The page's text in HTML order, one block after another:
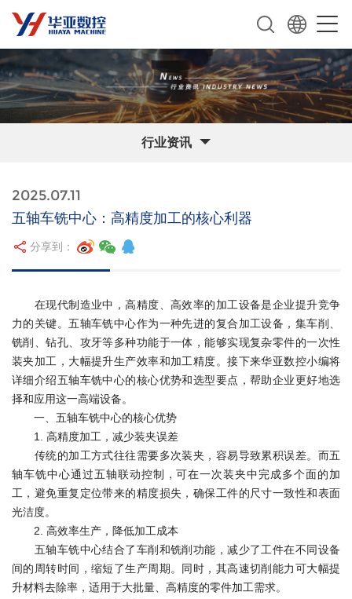
行业资讯
2025.07.11
五轴车铣中心：高精度加工的核心利器
分享到：
在现代制造业中，高精度、高效率的加工设备是企业提升竞争
力的关键。五轴车铣中心作为一种先进的复合加工设备，集车削、
铣削、钻孔、攻牙等多种功能于一体，能够实现复杂零件的一次性
装夹加工，大幅提升生产效率和加工精度。接下来华亚数控小编将
详细介绍五轴车铣中心的核心优势和选型要点，帮助企业更好地选
择和应用这一高端设备。
一、五轴车铣中心的核心优势
1. 高精度加工，减少装夹误差
传统的加工方式往往需要多次装夹，容易导致累积误差。而五
轴车铣中心通过五轴联动控制，可在一次装夹中完成多个面的加
工，避免重复定位带来的精度损失，确保工件的尺寸一致性和表面
光洁度。
2. 高效率生产，降低加工成本
五轴车铣中心结合了车削和铣削功能，减少了工件在不同设备
间的周转时间，缩短了生产周期。同时，其高速切削能力可大幅提
升材料去除率，适用于大批量、高精度的零件加工需求。